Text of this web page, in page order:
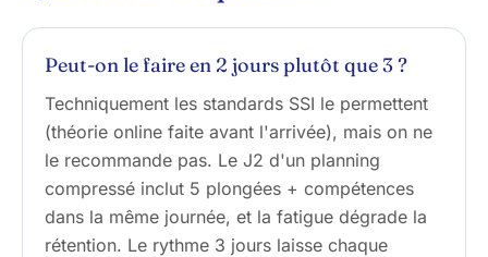
Peut-on le faire en 2 jours plutôt que 3 ?
Techniquement les standards SSI le permettent
(théorie online faite avant l'arrivée), mais on ne
le recommande pas. Le J2 d'un planning
compressé inclut 5 plongées + compétences
dans la même journée, et la fatigue dégrade la
rétention. Le rythme 3 jours laisse chaque